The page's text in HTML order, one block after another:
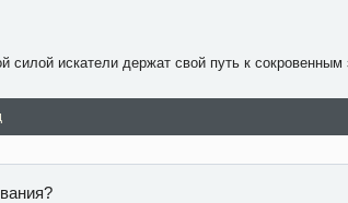
искатели держат свой путь к сокровенным